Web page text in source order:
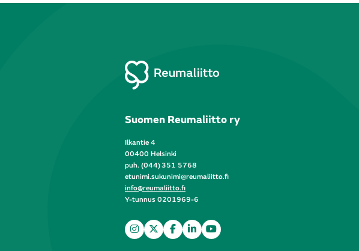
Suomen Reumaliitto ry
Ilkantie 4
00400 Helsinki
puh. (044) 351 5768
etunimi.sukunimi@reumaliitto.fi
info@reumaliitto.fi
Y-tunnus 0201969-6